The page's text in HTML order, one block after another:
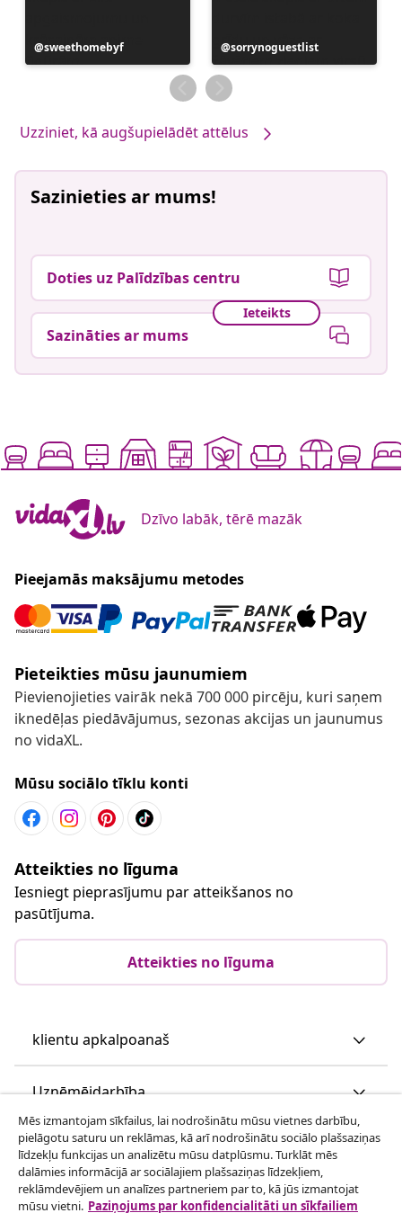
Ierakstu
publicējis
sweethomebyf
Ierakstu
publicējis
sorrynoguestlist
Uzziniet, kā augšupielādēt attēlus
Sazinieties ar mums!
Doties uz Palīdzības centru
Ieteikts
Sazināties ar mums
Dzīvo labāk, tērē mazāk
Pieejamās maksājumu metodes
Pieteikties mūsu jaunumiem
Pievienojieties vairāk nekā 700 000 pircēju, kuri saņem
iknedēļas piedāvājumus, sezonas akcijas un jaunumus
no vidaXL.
Mūsu sociālo tīklu konti
Atteikties no līguma
Iesniegt pieprasījumu par atteikšanos no
pasūtījuma.
Atteikties no līguma
klientu apkalpoanaš
Uzņēmējdarbība
vidaXL
Apskatiet vairāk
Mēs izmantojam sīkfailus, lai nodrošinātu mūsu vietnes darbību,
pielāgotu saturu un reklāmas, kā arī nodrošinātu sociālo plašsaziņas
līdzekļu funkcijas un analizētu mūsu datplūsmu. Turklāt mēs
dalāmies informācijā ar sociālajiem plašsaziņas līdzekļiem,
reklāmdevējiem un analīzes partneriem par to, kā jūs izmantojat
mūsu vietni. Paziņojums par konfidencialitāti un sīkfailiem